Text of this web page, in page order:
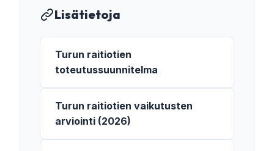
Lisätietoja
Turun raitiotien
toteutussuunnitelma
Turun raitiotien vaikutusten
arviointi (2026)